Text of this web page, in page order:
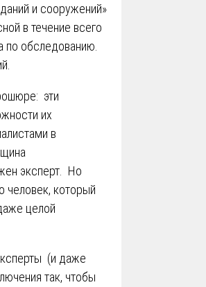
и сооружений»
в течение всего
обследованию.
эти
их
в
эксперт. Но
человек, который
целой
(и даже
так, чтобы